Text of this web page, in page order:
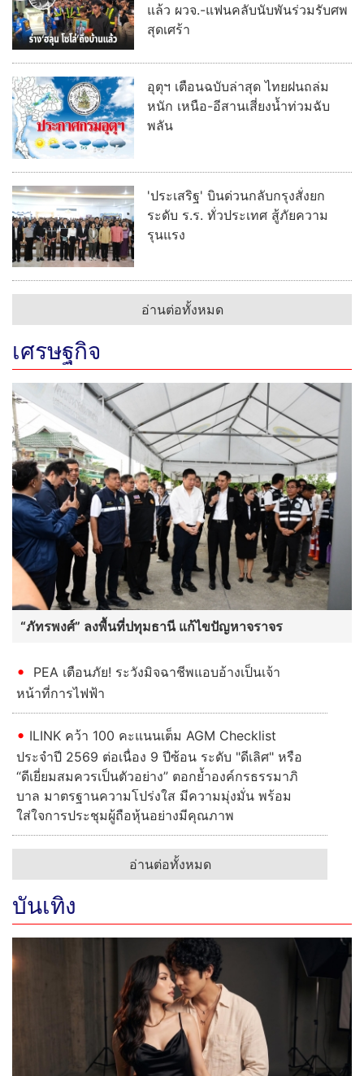
แล้ว ผวจ.-แฟนคลับนับพันร่วมรับศพ
สุดเศร้า
อุตุฯ เตือนฉบับล่าสุด ไทยฝนถล่ม
หนัก เหนือ-อีสานเสี่ยงน้ำท่วมฉับ
พลัน
'ประเสริฐ' บินด่วนกลับกรุงสั่งยก
ระดับ ร.ร. ทั่วประเทศ สู้ภัยความ
รุนแรง
อ่านต่อทั้งหมด
เศรษฐกิจ
“ภัทรพงศ์” ลงพื้นที่ปทุมธานี แก้ไขปัญหาจราจร
PEA เตือนภัย! ระวังมิจฉาชีพแอบอ้างเป็นเจ้า
หน้าที่การไฟฟ้า
ILINK คว้า 100 คะแนนเต็ม AGM Checklist
ประจำปี 2569 ต่อเนื่อง 9 ปีซ้อน ระดับ "ดีเลิศ" หรือ
“ดีเยี่ยมสมควรเป็นตัวอย่าง” ตอกย้ำองค์กรธรรมาภิ
บาล มาตรฐานความโปร่งใส มีความมุ่งมั่น พร้อม
ใส่ใจการประชุมผู้ถือหุ้นอย่างมีคุณภาพ
อ่านต่อทั้งหมด
บันเทิง